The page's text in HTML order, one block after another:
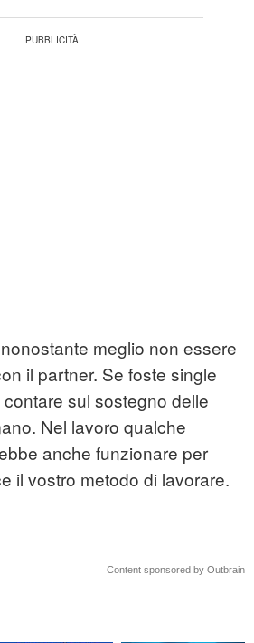
meglio non essere
il partner. Se foste single
sul sostegno delle
Nel lavoro qualche
anche funzionare per
il vostro metodo di lavorare.
Content sponsored by Outbrain